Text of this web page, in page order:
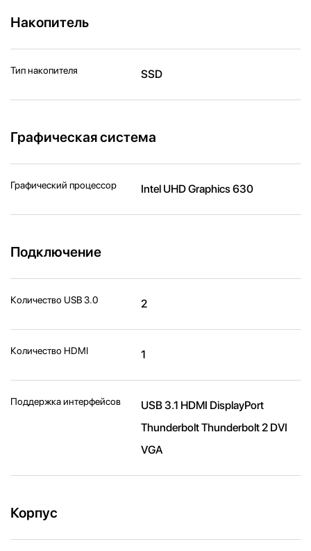
Накопитель
Тип накопителя SSD
Графическая система
Графический процессор Intel UHD Graphics 630
Подключение
Количество USB 3.0 2
Количество HDMI 1
Поддержка интерфейсов
USB 3.1 HDMI DisplayPort
Thunderbolt Thunderbolt 2 DVI
VGA
Корпус